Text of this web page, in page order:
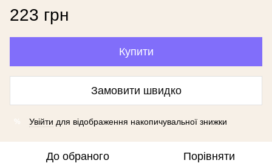
223 грн
Купити
Замовити швидко
% Увійти для відображення накопичувальної знижки
До обраного Порівняти